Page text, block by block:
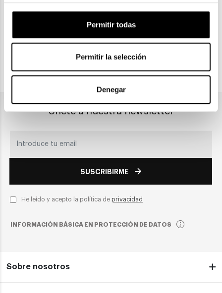
Permitir todas
Permitir la selección
Denegar
CLICK & COLLECT
Recogida en tienda
PAGO SEGURO
Únete a nuestra newsletter
SUSCRIBIRME
He leído y acepto la política de privacidad
INFORMACIÓN BÁSICA EN PROTECCIÓN DE DATOS
Sobre nosotros